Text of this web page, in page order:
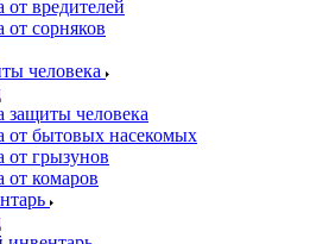
от вредителей
от сорняков
человека
защиты человека
от бытовых насекомых
от грызунов
от комаров